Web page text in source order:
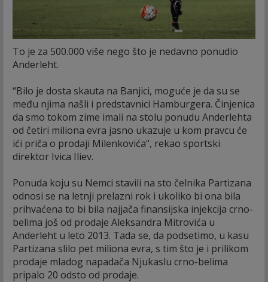
To je za 500.000 više nego što je nedavno ponudio
Anderleht.
“Bilo je dosta skauta na Banjici, moguće je da su se
među njima našli i predstavnici Hamburgera. Činjenica
da smo tokom zime imali na stolu ponudu Anderlehta
od četiri miliona evra jasno ukazuje u kom pravcu će
ići priča o prodaji Milenkovića", rekao sportski
direktor Ivica Iliev.
Ponuda koju su Nemci stavili na sto čelnika Partizana
odnosi se na letnji prelazni rok i ukoliko bi ona bila
prihvaćena to bi bila najjača finansijska injekcija crno-
belima još od prodaje Aleksandra Mitrovića u
Anderleht u leto 2013. Tada se, da podsetimo, u kasu
Partizana slilo pet miliona evra, s tim što je i prilikom
prodaje mladog napadača Njukaslu crno-belima
pripalo 20 odsto od prodaje.